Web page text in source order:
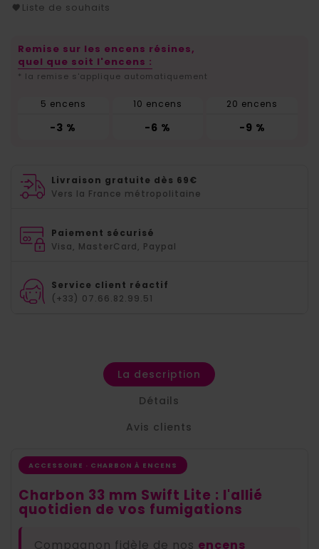
Liste de souhaits
Remise sur les encens résines,
quel que soit l'encens :
* la remise s'applique automatiquement
5 encens
-3 %
10 encens
-6 %
20 encens
-9 %
Livraison gratuite dès 69€
Vers la France métropolitaine
Paiement sécurisé
Visa, MasterCard, Paypal
Service client réactif
(+33) 07.66.82.99.51
La description
Détails
Avis clients
ACCESSOIRE · CHARBON À ENCENS
Charbon 33 mm Swift Lite : l'allié
quotidien de vos fumigations
Compagnon fidèle de nos encens